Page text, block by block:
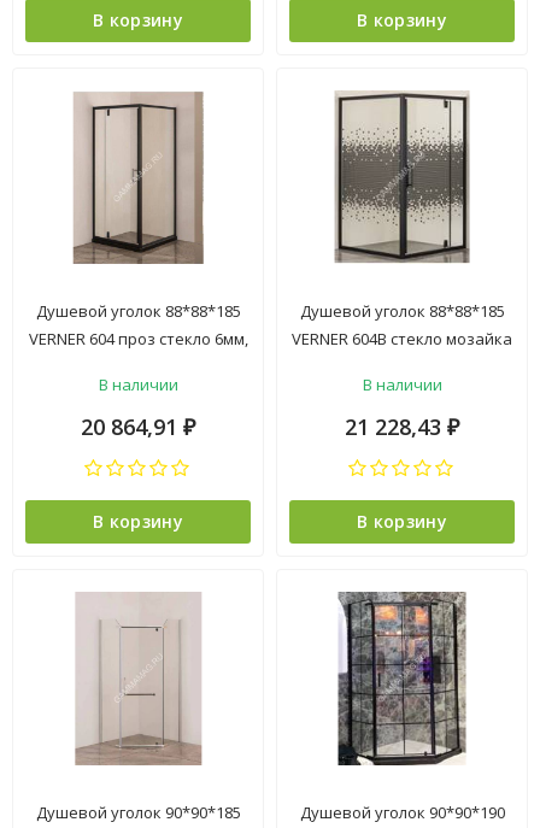
В корзину В корзину
Душевой уголок 88*88*185
VERNER 604 проз стекло 6мм,
ПОДДОНА 1уп.
В наличии
20 864,91 ₽
В корзину
Душевой уголок 88*88*185
VERNER 604В стекло мозайка
БЕЗ ПОДДОНА 1уп.
В наличии
21 228,43 ₽
В корзину
Душевой уголок 90*90*185
Душевой уголок 90*90*190